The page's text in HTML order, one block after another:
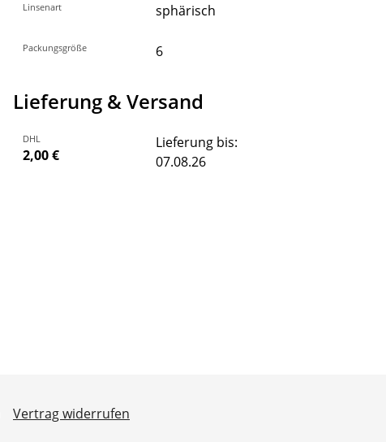
Linsenart sphärisch
Packungsgröße 6
Lieferung & Versand
DHL
2,00 €
Lieferung bis:
07.08.26
Vertrag widerrufen